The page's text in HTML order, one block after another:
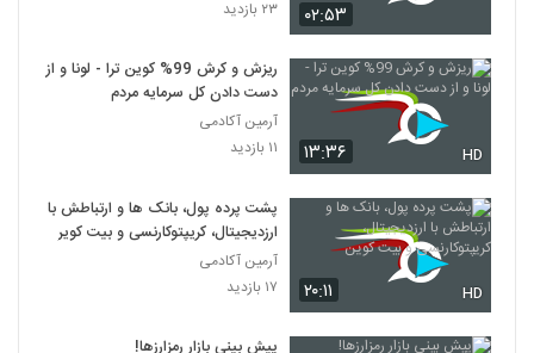
۰۲:۵۳
۲۳ بازدید
۱۳:۳۶ HD
ریزش و کرش 99% کوین ترا - لونا و از
دست دادن کل سرمایه مردم
آرمین آکادمی
۱۱ بازدید
۲۰:۱۱ HD
پشت پرده پول، بانک ها و ارتباطش با
ارزدیجیتال، کریپتوکارنسی و بیت کوین
آرمین آکادمی
۱۷ بازدید
پیش بینی بازار رمزارزها!